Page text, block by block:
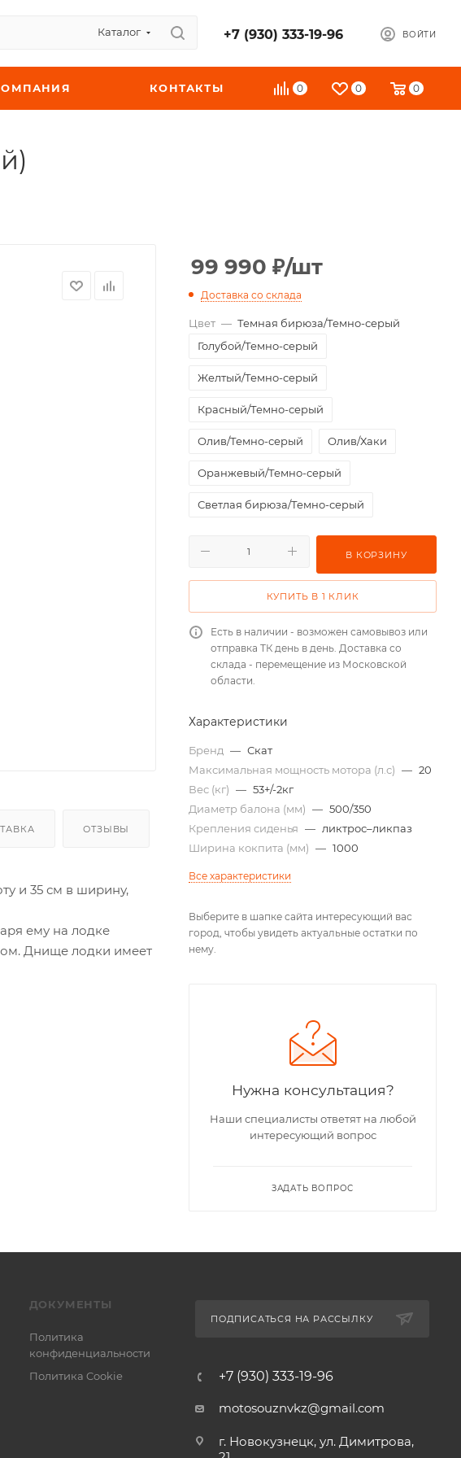
Каталог +7 (930) 333-19-96 ВОЙТИ
0 0 0
КОНТАКТЫ
ОТЗЫВЫ
и 35 см в ширину,
ему на лодке
Днище лодки имеет
99 990 ₽/шт
Доставка со склада
Цвет — Темная бирюза/Темно-серый
Голубой/Темно-серый
Желтый/Темно-серый
Красный/Темно-серый
Олив/Темно-серый Олив/Хаки
Оранжевый/Темно-серый
Светлая бирюза/Темно-серый
Серый/Темно-серый
Темная бирюза/Темно-серый
В КОРЗИНУ
КУПИТЬ В 1 КЛИК
Есть в наличии - возможен самовывоз или
отправка ТК день в день. Доставка со
склада - перемещение из Московской
области.
Характеристики
Бренд — Скат
Максимальная мощность мотора (л.с) — 20
Вес (кг) — 53+/-2кг
Диаметр балона (мм) — 500/350
Крепления сиденья — ликтрос–ликпаз
Ширина кокпита (мм) — 1000
Все характеристики
Выберите в шапке сайта интересующий вас
город, чтобы увидеть актуальные остатки по
нему.
Нужна консультация?
Наши специалисты ответят на любой
интересующий вопрос
ЗАДАТЬ ВОПРОС
ДОКУМЕНТЫ
Политика
конфиденциальности
Политика Cookie
ПОДПИСАТЬСЯ НА РАССЫЛКУ
+7 (930) 333-19-96
motosouznvkz@gmail.com
г. Новокузнецк, ул. Димитрова,